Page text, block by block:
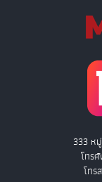
333 ห
โทร
โทร